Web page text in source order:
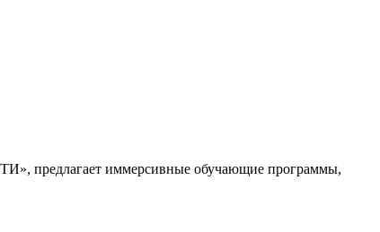
предлагает иммерсивные обучающие программы,